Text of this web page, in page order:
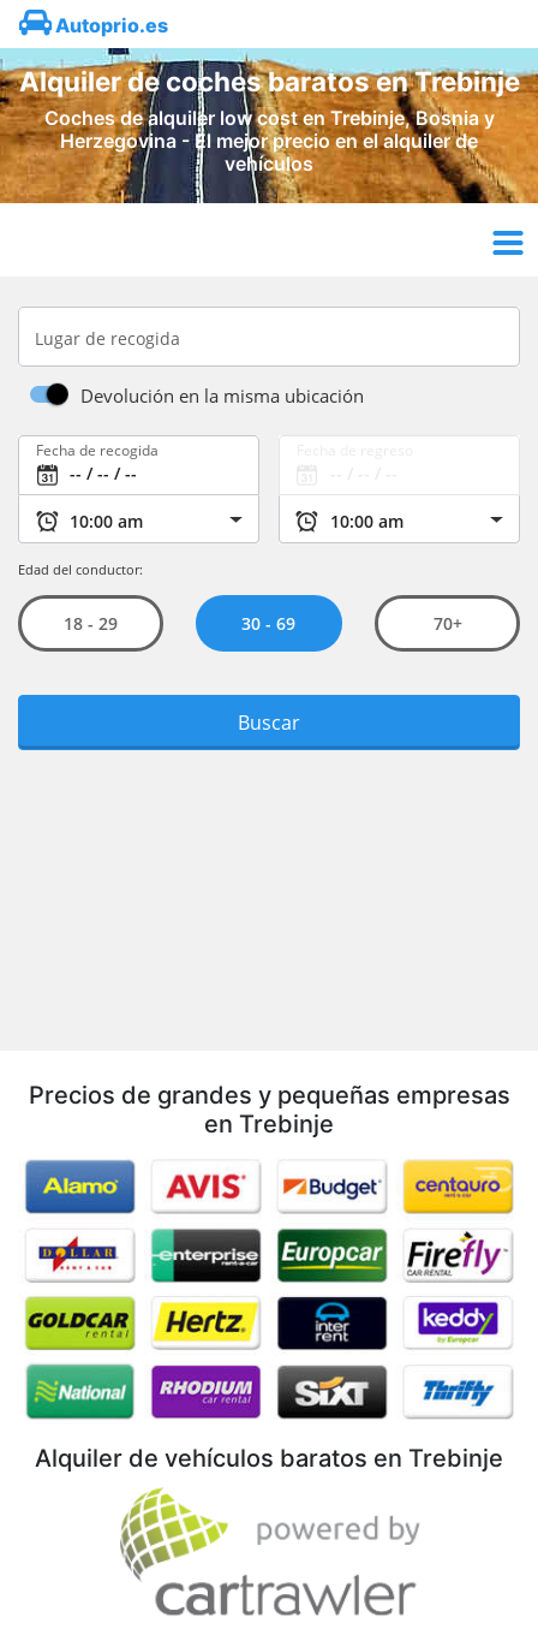
Autoprio.es
Alquiler de coches baratos en Trebinje
Coches de alquiler low cost en Trebinje, Bosnia y
Herzegovina - El mejor precio en el alquiler de
vehículos
Precios de grandes y pequeñas empresas
en Trebinje
Alquiler de vehículos baratos en Trebinje